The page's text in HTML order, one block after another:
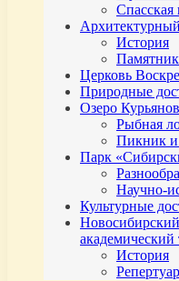
Спасская
История
Церковь
Природные
Озеро
Рыбная
Пикник
Парк
Научно-
Культурные
академический
История
Репертуар